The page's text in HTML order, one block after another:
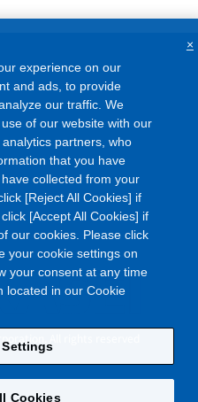
experience on our
and ads, to provide
our traffic. We
of our website with our
partners, who
that you have
collected from your
[Reject All Cookies] if
[Accept All Cookies] if
our cookies. Please click
your cookie settings on
your consent at any time
located in our Cookie
Cookies
×